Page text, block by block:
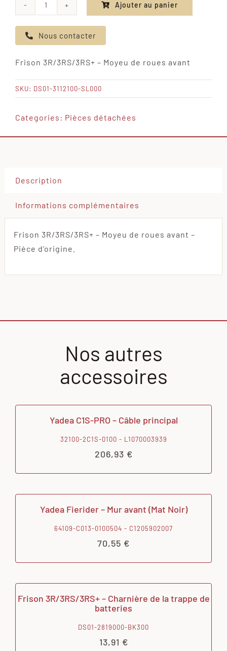
de
Frison
-
Moyeu
de
Ajouter au panier
Nous contacter
Frison 3R/3RS/3RS+ – Moyeu de roues avant
SKU: DS01-3112100-SL000
Categories: Pièces détachées
Description
Informations complémentaires
Frison 3R/3RS/3RS+ – Moyeu de roues avant –
Pièce d’origine.
Nos autres
accessoires
Yadea C1S-PRO – Câble principal
32100-2C1S-0100 - L1070003939
206,93 €
Yadea Fierider – Mur avant (Mat Noir)
64109-C013-0100504 - C1205902007
70,55 €
Frison 3R/3RS/3RS+ – Charnière de la trappe de
batteries
DS01-2819000-BK300
13,91 €